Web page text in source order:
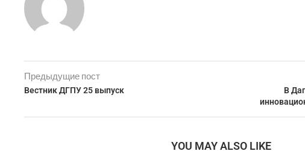
Предыдущие пост
Вестник ДГПУ 25 выпуск
В
YOU MAY ALSO LIKE